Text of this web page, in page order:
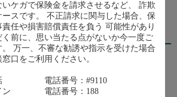
ケガで保険金を請求させるなど、 詐欺
スです。 不正請求に関与した場合、保
任や損害賠償責任を負う 可能性があり
く前に、思い当たる点がないか今一度ご
万一、不審な勧誘や指示を受けた場合
口をご利用ください。
電話 電話番号：#9110
イン 電話番号：188
代理店・扱者
総研
引受保険会社